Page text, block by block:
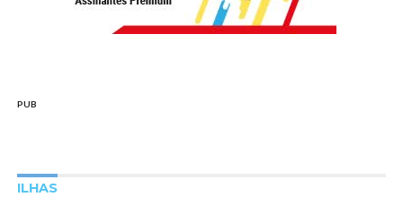
PUB
ILHAS